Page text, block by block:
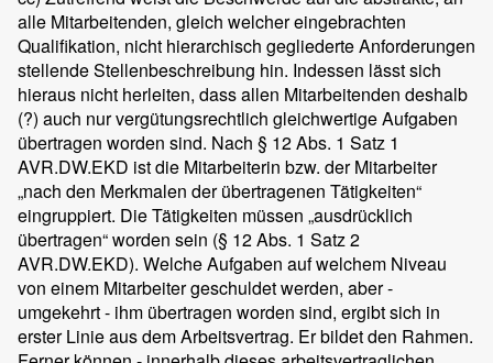
alle Mitarbeitenden, gleich welcher eingebrachten
Qualifikation, nicht hierarchisch gegliederte Anforderungen
stellende Stellenbeschreibung hin. Indessen lässt sich
hieraus nicht herleiten, dass allen Mitarbeitenden deshalb
(?) auch nur vergütungsrechtlich gleichwertige Aufgaben
übertragen worden sind. Nach § 12 Abs. 1 Satz 1
AVR.DW.EKD ist die Mitarbeiterin bzw. der Mitarbeiter
„nach den Merkmalen der übertragenen Tätigkeiten“
eingruppiert. Die Tätigkeiten müssen „ausdrücklich
übertragen“ worden sein (§ 12 Abs. 1 Satz 2
AVR.DW.EKD). Welche Aufgaben auf welchem Niveau
von einem Mitarbeiter geschuldet werden, aber -
umgekehrt - ihm übertragen worden sind, ergibt sich in
erster Linie aus dem Arbeitsvertrag. Er bildet den Rahmen.